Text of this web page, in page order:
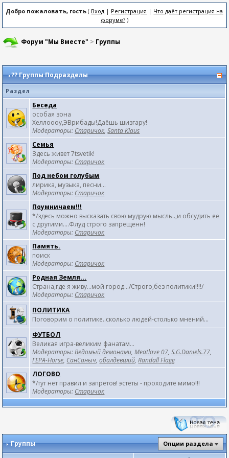
Добро пожаловать, гость ( Вход | Регистрация | Что даёт регистрация на
форуме?)
Форум "Мы Вместе" > Группы
??Группы Подразделы
Раздел
Беседа
особая зона
Хеллоооу,ЭВрибады!Даёшь шизгару!
Модераторы: Старичок,Santa Klaus
Семья
Здесь живет 7tsvetik!
Модераторы: Старичок
Под небом голубым
лирика, музыка, песни...
Модераторы: Старичок
Поумничаем!!!
*/здесь можно высказать свою мудрую мысль..,и обсудить ее
с другими....Флуд строго запрещенн!
Модераторы: Старичок
Память.
поиск
Модераторы: Старичок
Родная Земля...
Страна,где я живу...мой город.../Строго,без политики!!!!/
Модераторы: Старичок
ПОЛИТИКА
Поговорим о политике..сколько людей-столько мнений...
ФУТБОЛ
Великая игра-великим фанатам...
Модераторы:Ведомый демонами,Meatlove 07,S.G.Daniels.77,
ГЕРА-Horse, СанСаныч,обалдевший,Randall Flagg
ЛОГОВО
*/тут нет правил и запретов! эстеты - проходите мимо!!!
Модераторы: Старичок
Группы Опции раздела